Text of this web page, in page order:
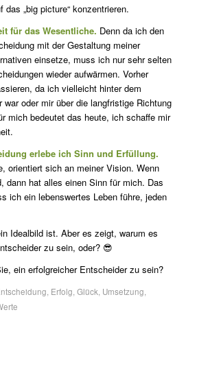
„big picture“ konzentrieren.
für das Wesentliche. Denn da ich den
mit der Gestaltung meiner
einsetze, muss ich nur sehr selten
wieder aufwärmen. Vorher
da ich vielleicht hinter dem
war oder mir über die langfristige Richtung
mich bedeutet das heute, ich schaffe mir
erlebe ich Sinn und Erfüllung.
orientiert sich an meiner Vision. Wenn
dann hat alles einen Sinn für mich. Das
ich ein lebenswertes Leben führe, jeden
Idealbild ist. Aber es zeigt, warum es
zu sein, oder? 😎
ein erfolgreicher Entscheider zu sein?
Erfolg Glück Umsetzung